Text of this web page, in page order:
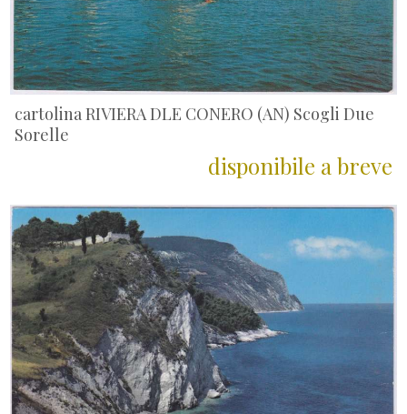
cartolina RIVIERA DLE CONERO (AN) Scogli Due
Sorelle
disponibile a breve